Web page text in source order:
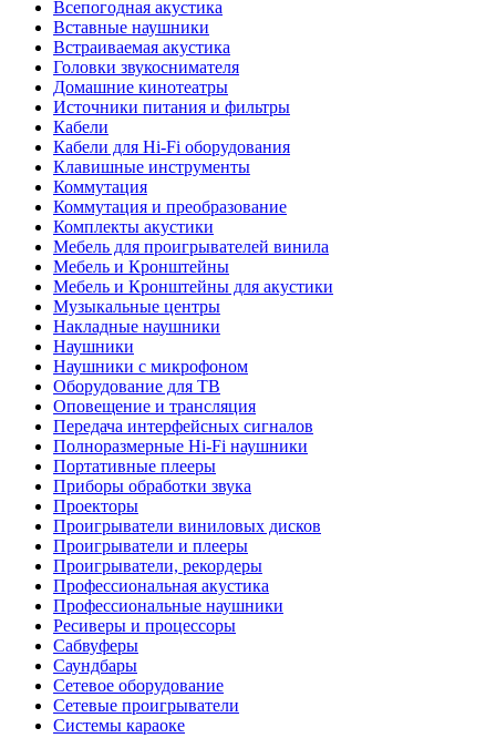
Всепогодная акустика
Вставные наушники
Встраиваемая акустика
Головки звукоснимателя
Домашние кинотеатры
Источники питания и фильтры
Кабели
Кабели для Hi-Fi оборудования
Клавишные инструменты
Коммутация
Коммутация и преобразование
Комплекты акустики
Мебель для проигрывателей винила
Мебель и Кронштейны
Мебель и Кронштейны для акустики
Музыкальные центры
Накладные наушники
Наушники
Наушники с микрофоном
Оборудование для ТВ
Оповещение и трансляция
Передача интерфейсных сигналов
Полноразмерные Hi-Fi наушники
Портативные плееры
Приборы обработки звука
Проекторы
Проигрыватели виниловых дисков
Проигрыватели и плееры
Проигрыватели, рекордеры
Профессиональная акустика
Профессиональные наушники
Ресиверы и процессоры
Сабвуферы
Саундбары
Сетевое оборудование
Сетевые проигрыватели
Системы караоке